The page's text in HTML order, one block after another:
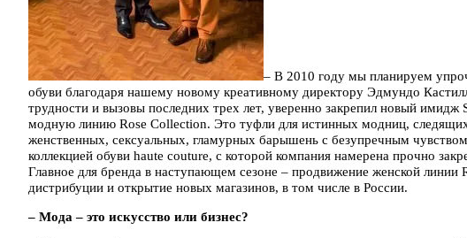
– В 2010 году мы планируем
обуви благодаря нашему новому креативному директору Эдмундо
трудности и вызовы последних трех лет, уверенно закрепил новый имидж
модную линию Rose Collection. Это туфли для истинных модниц,
женственных, сексуальных, гламурных барышень с безупречным
коллекцией обуви haute couture, с которой компания намерена прочно
Главное для бренда в наступающем сезоне – продвижение женской линии
дистрибуции и открытие новых магазинов, в том числе в России.
– Мода – это искусство или бизнес?